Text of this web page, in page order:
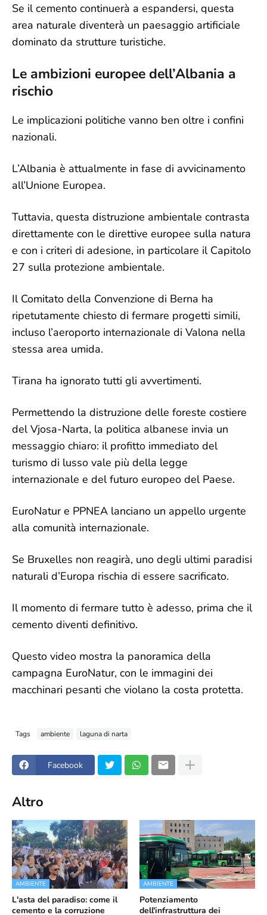
Se il cemento continuerà a espandersi, questa
area naturale diventerà un paesaggio artificiale
dominato da strutture turistiche.
Le ambizioni europee dell’Albania a
rischio
Le implicazioni politiche vanno ben oltre i confini
nazionali.
L’Albania è attualmente in fase di avvicinamento
all’Unione Europea.
Tuttavia, questa distruzione ambientale contrasta
direttamente con le direttive europee sulla natura
e con i criteri di adesione, in particolare il Capitolo
27 sulla protezione ambientale.
Il Comitato della Convenzione di Berna ha
ripetutamente chiesto di fermare progetti simili,
incluso l’aeroporto internazionale di Valona nella
stessa area umida.
Tirana ha ignorato tutti gli avvertimenti.
Permettendo la distruzione delle foreste costiere
del Vjosa-Narta, la politica albanese invia un
messaggio chiaro: il profitto immediato del
turismo di lusso vale più della legge
internazionale e del futuro europeo del Paese.
EuroNatur e PPNEA lanciano un appello urgente
alla comunità internazionale.
Se Bruxelles non reagirà, uno degli ultimi paradisi
naturali d’Europa rischia di essere sacrificato.
Il momento di fermare tutto è adesso, prima che il
cemento diventi definitivo.
Questo video mostra la panoramica della
campagna EuroNatur, con le immagini dei
macchinari pesanti che violano la costa protetta.
Tags ambiente laguna di narta
Facebook
Altro
AMBIENTE
L'asta del paradiso: come il
cemento e la corruzione
AMBIENTE
Potenziamento
dell'infrastruttura dei